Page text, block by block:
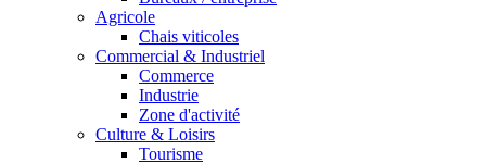
Agricole
Chais viticoles
Commercial & Industriel
Commerce
Industrie
Zone d'activité
Culture & Loisirs
Tourisme